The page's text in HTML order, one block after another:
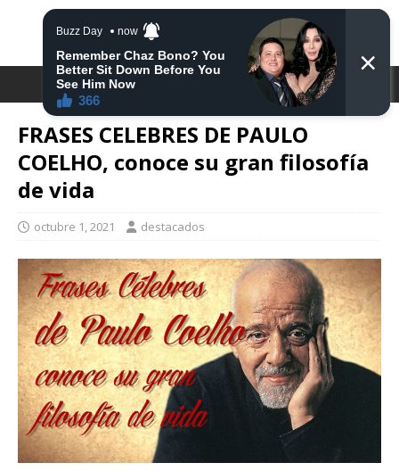
DESTACA2
FRASES CELEBRES DE PAULO
COELHO, conoce su gran filosofía
de vida
octubre 1, 2021 destacados